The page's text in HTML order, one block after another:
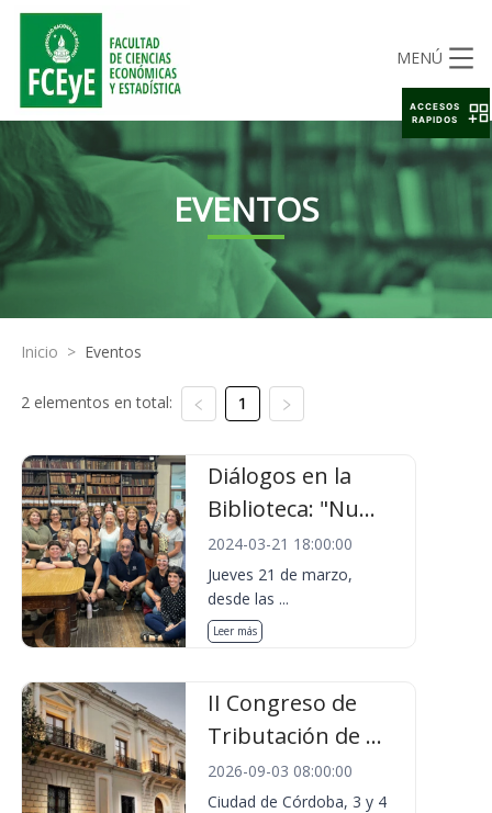
MENÚ
EVENTOS
Inicio > Eventos
2 elementos en total: 1
Diálogos en la
Biblioteca: "Nu...
2024-03-21 18:00:00
Jueves 21 de marzo,
desde las ...
Leer más
II Congreso de
Tributación de ...
2026-09-03 08:00:00
Ciudad de Córdoba, 3 y 4
ACCESOS
RAPIDOS